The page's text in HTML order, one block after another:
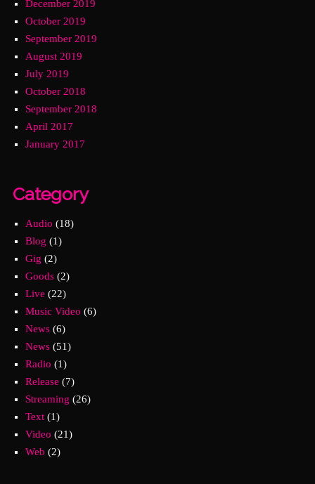
December 2019
October 2019
September 2019
August 2019
July 2019
October 2018
September 2018
April 2017
January 2017
Category
Audio (18)
Blog (1)
Gig (2)
Goods(2)
Live (22)
Music Video (6)
News(6)
News(51)
Radio (1)
Release (7)
Streaming (26)
Text(1)
Video (21)
Web (2)